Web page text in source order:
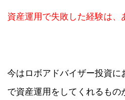
資産運用で失敗した経験は、
今はロボアドバイザー投資に
で資産運用をしてくれるもの